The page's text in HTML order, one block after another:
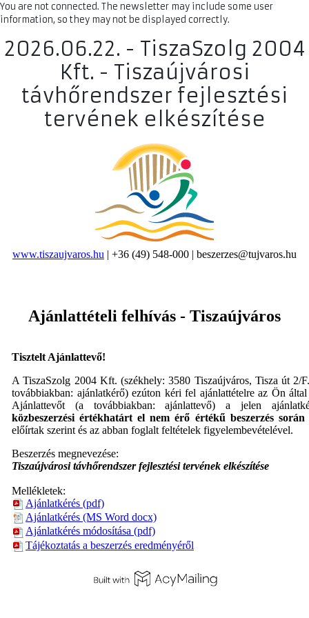
You are not connected. The newsletter may include some user
information, so they may not be displayed correctly.
2026.06.22. - TiszaSzolg 2004
Kft. - Tiszaújvárosi
távhőrendszer fejlesztési
tervének elkészítése